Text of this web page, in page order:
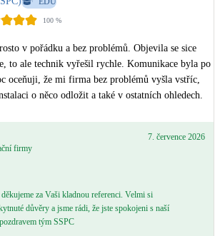
s rekuperací
vytápění
sestavy
100 %
v pořádku a bez problémů. Objevila se sice
to ale technik vyřešil rychle. Komunikace byla po
oceňuji, že mi firma bez problémů vyšla vstříc,
o něco odložit a také v ostatních ohledech.
firmy
7. července 2026
za Vaši kladnou referenci. Velmi si
důvěry a jsme rádi, že jste spokojeni s naší
tým SSPC